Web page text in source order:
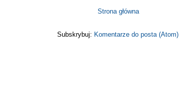
Strona główna
Subskrybuj: Komentarze do posta (Atom)